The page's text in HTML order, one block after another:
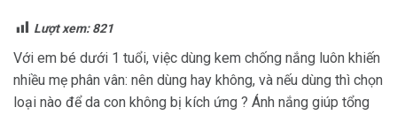
Lượt xem: 821
Với em bé dưới 1 tuổi, việc dùng kem chống nắng luôn khiến
nhiều mẹ phân vân: nên dùng hay không, và nếu dùng thì chọn
loại nào để da con không bị kích ứng ? Ánh nắng giúp tổng